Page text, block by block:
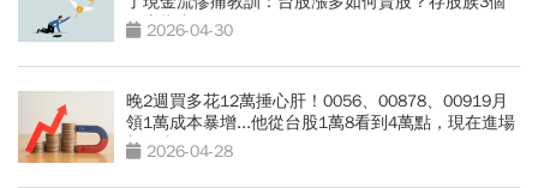
穩賺指南
2026-04-30
晚2週買多花12萬捶心肝！0056、00878、00919月
領1萬成本暴增...他從台股1萬8看到4萬點，現在進場
划得來？
2026-04-28